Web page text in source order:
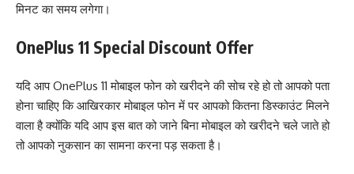
मिनट का समय लगेगा।
OnePlus 11 Special Discount Offer
यदि आप OnePlus 11 मोबाइल फोन को खरीदने की सोच रहे हो तो आपको पता
होना चाहिए कि आखिरकार मोबाइल फोन में पर आपको कितना डिस्काउंट मिलने
वाला है क्योंकि यदि आप इस बात को जाने बिना मोबाइल को खरीदने चले जाते हो
तो आपको नुकसान का सामना करना पड़ सकता है।